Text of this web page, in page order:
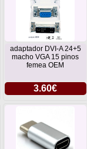
adaptador DVI-A 24+5
macho VGA 15 pinos
femea OEM
3.60€